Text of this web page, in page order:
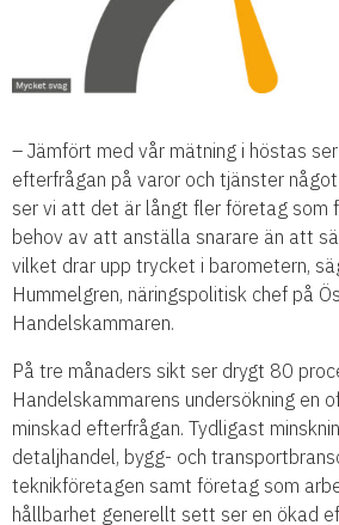
– Jämfört med vår mätning i höstas
efterfrågan på varor och tjänster
ser vi att det är långt fler företag som
behov av att anställa snarare än att
vilket drar upp trycket i barometern,
Hummelgren, näringspolitisk chef på
Handelskammaren.
På tre månaders sikt ser drygt 80
Handelskammarens undersökning en
minskad efterfrågan. Tydligast
detaljhandel, bygg- och
teknikföretagen samt företag som
hållbarhet generellt sett ser en ökad